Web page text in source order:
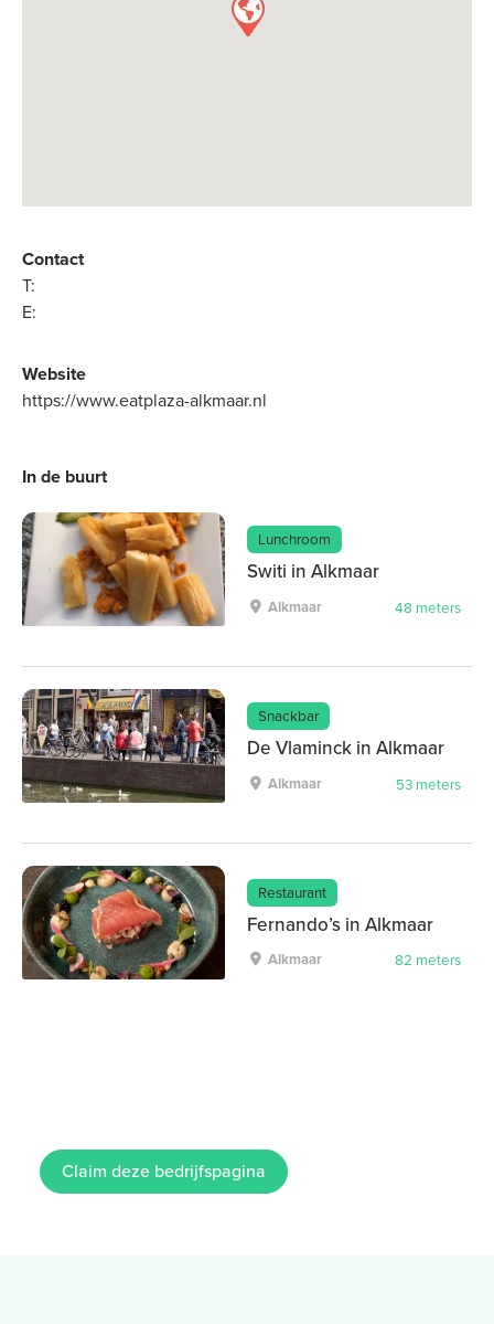
Contact
T:
E:
Website
https://www.eatplaza-alkmaar.nl
In de buurt
Lunchroom
Switi in Alkmaar
Alkmaar 48 meters
Snackbar
De Vlaminck in Alkmaar
Alkmaar 53 meters
Restaurant
Fernando’s in Alkmaar
Alkmaar 82 meters
Claim deze bedrijfspagina